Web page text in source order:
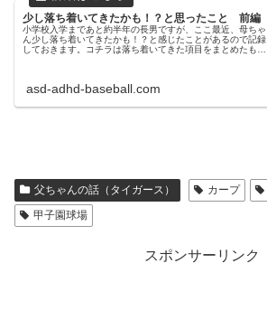
少し落ち着いてきたかも！？と思ったこと 前編
小学校入学まであと約半年の長男ですが、ここ最近、母ちゃ
ん少し落ち着いてきたかも！？と感じたことがあるので記録
しておきます。コチラは落ち着いてきた項目をまとめたもの
asd-adhd-baseball.com
父ちゃんの話（タイガース） カープ
甲子園球場
スポンサーリンク